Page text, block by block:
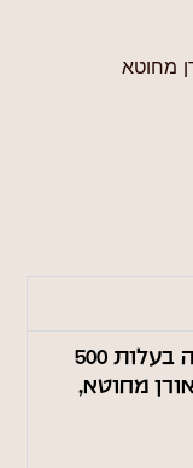
קיט נדנדה להרכבה עצמית (הרכבה בעלות 500
מחוטא,